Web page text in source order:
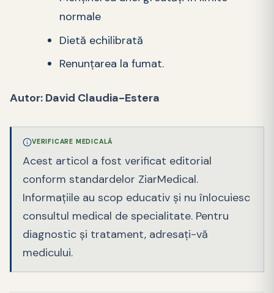
normale
Dietă echilibrată
Renunțarea la fumat.
Autor: David Claudia-Estera
VERIFICARE MEDICALĂ
Acest articol a fost verificat editorial
conform standardelor ZiarMedical.
Informațiile au scop educativ și nu înlocuiesc
consultul medical de specialitate. Pentru
diagnostic și tratament, adresați-vă
medicului.